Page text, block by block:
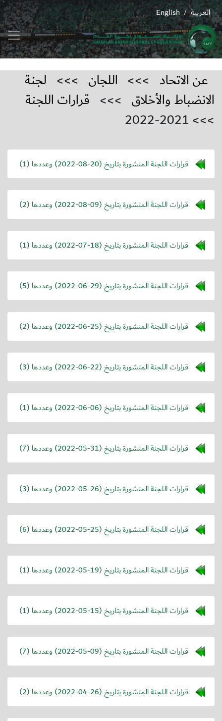
English / العربية
عن الاتحاد >>> اللجان >>> لجنة
الانضباط والأخلاق >>> قرارات اللجنة
>>> 2021-2022
قرارات اللجنة المنشورة بتاريخ (2022-08-20) وعددها (1)
قرارات اللجنة المنشورة بتاريخ (2022-08-09) وعددها (2)
قرارات اللجنة المنشورة بتاريخ (2022-07-18) وعددها (1)
قرارات اللجنة المنشورة بتاريخ (2022-06-29) وعددها (5)
قرارات اللجنة المنشورة بتاريخ (2022-06-25) وعددها (2)
قرارات اللجنة المنشورة بتاريخ (2022-06-22) وعددها (3)
قرارات اللجنة المنشورة بتاريخ (2022-06-06) وعددها (1)
قرارات اللجنة المنشورة بتاريخ (2022-05-31) وعددها (7)
قرارات اللجنة المنشورة بتاريخ (2022-05-26) وعددها (3)
قرارات اللجنة المنشورة بتاريخ (2022-05-25) وعددها (6)
قرارات اللجنة المنشورة بتاريخ (2022-05-19) وعددها (1)
قرارات اللجنة المنشورة بتاريخ (2022-05-15) وعددها (1)
قرارات اللجنة المنشورة بتاريخ (2022-05-09) وعددها (7)
قرارات اللجنة المنشورة بتاريخ (2022-04-26) وعددها (2)